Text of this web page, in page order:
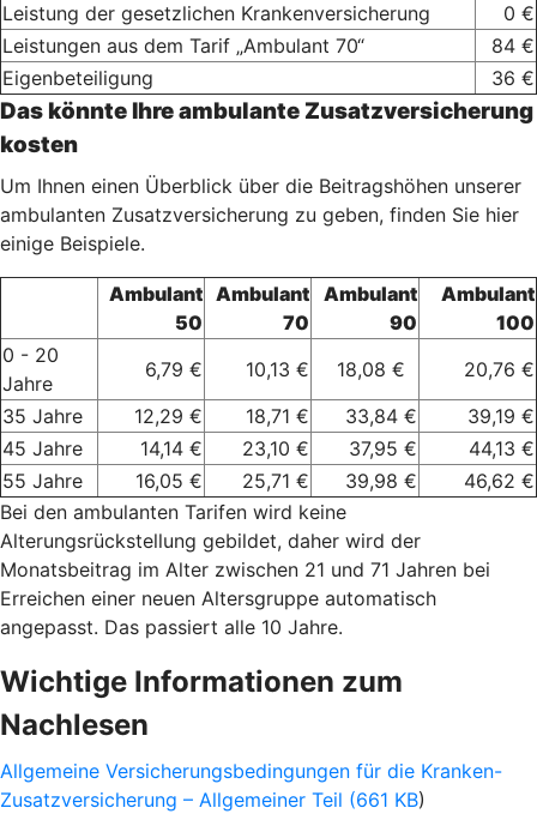
Leistung der gesetzlichen Krankenversicherung
0 €
Leistungen aus dem Tarif „Ambulant 70“
84 €
Eigenbeteiligung
36 €
Das könnte Ihre ambulante Zusatzversicherung
kosten
Um Ihnen einen Überblick über die Beitragshöhen unserer
ambulanten Zusatzversicherung zu geben, finden Sie hier
einige Beispiele.
Ambulant
50
Ambulant
70
Ambulant
90
Ambulant
100
0 - 20
Jahre
6,79 € 10,13 € 18,08 €
20,76 €
35 Jahre
12,29 € 18,71 € 33,84 €
39,19 €
45 Jahre
14,14 € 23,10 € 37,95 €
44,13 €
55 Jahre
16,05 € 25,71 € 39,98 €
46,62 €
Bei den ambulanten Tarifen wird keine
Alterungsrückstellung gebildet, daher wird der
Monatsbeitrag im Alter zwischen 21 und 71 Jahren bei
Erreichen einer neuen Altersgruppe automatisch
angepasst. Das passiert alle 10 Jahre.
Wichtige Informationen zum
Nachlesen
Allgemeine Versicherungsbedingungen für die Kranken-
Zusatzversicherung – Allgemeiner Teil (661 KB)